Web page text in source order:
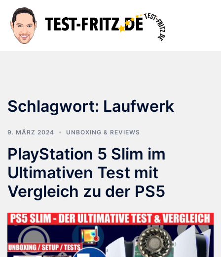
Inhalt
springen
Schlagwort: Laufwerk
9. MÄRZ 2024 UNBOXING & REVIEWS
PlayStation 5 Slim im
Ultimativen Test mit
Vergleich zu der PS5